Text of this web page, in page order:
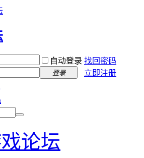
自动登录 找回密码
登录 立即注册
论坛